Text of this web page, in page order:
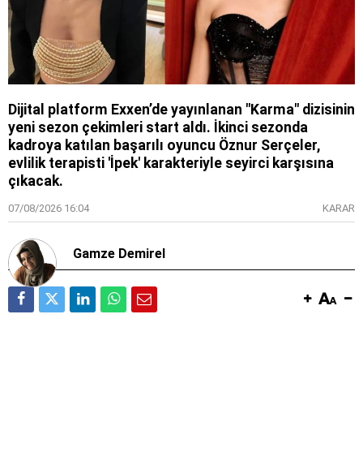
Dijital platform Exxen’de yayınlanan "Karma" dizisinin
yeni sezon çekimleri start aldı. İkinci sezonda
kadroya katılan başarılı oyuncu Öznur Serçeler,
evlilik terapisti 'İpek' karakteriyle seyirci karşısına
çıkacak.
07/08/2026 16:04 KARAR
Gamze Demirel